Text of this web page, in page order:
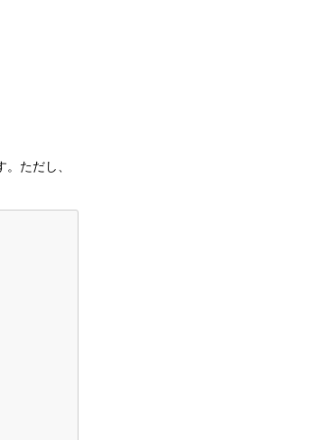
ただし、